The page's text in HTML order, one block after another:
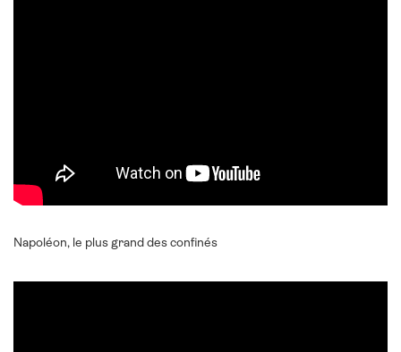
Napoléon, le plus grand des confinés